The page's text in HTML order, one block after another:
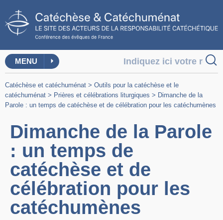
MENU
Catéchèse et catéchuménat > Outils pour la catéchèse et le
catéchuménat > Prières et célébrations liturgiques > Dimanche de la
Parole : un temps de catéchèse et de célébration pour les catéchumènes
Dimanche de la Parole
: un temps de
catéchèse et de
célébration pour les
catéchumènes